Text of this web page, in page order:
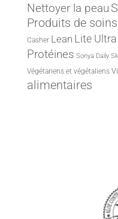
Nettoyer la peau
Produits de
Casher Lean Lite Ultra
Protéines Sonya Daily
Végétariens et végétaliens
alimentaires